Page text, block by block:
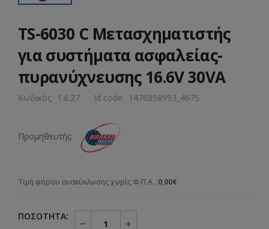
TS-6030 C Μετασχηματιστής
για συστήματα ασφαλείας-
πυρανύχνευσης 16.6V 30VA
Κωδικός: 1.6.27 Id code: 1476858993_4675
Προμηθευτής:
Τιμή φόρου ανακύκλωσης χωρίς Φ.Π.Α. :0,00€
ΠΟΣΌΤΗΤΑ: